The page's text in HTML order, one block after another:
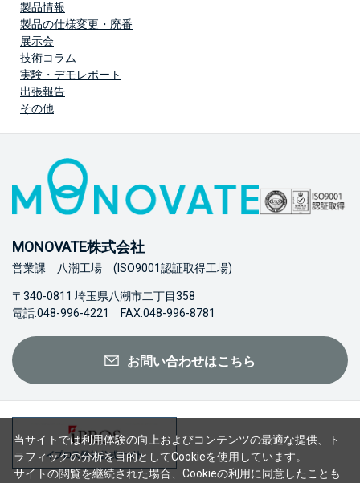
製品情報
製品の仕様変更・廃番
展示会
技術コラム
実験・デモレポート
出張報告
その他
MONOVATE株式会社
営業課 八潮工場 (ISO9001認証取得工場)
〒340-0811 埼玉県八潮市二丁目358
電話:048-996-4221 FAX:048-996-8781
お問い合わせはこちら
当サイトでは利用体験の向上およびコンテンツの最適な提供、ト
ラフィックの分析を目的としてCookieを使用しています。
サイトの閲覧を継続された場合、Cookieの利用に同意したことも